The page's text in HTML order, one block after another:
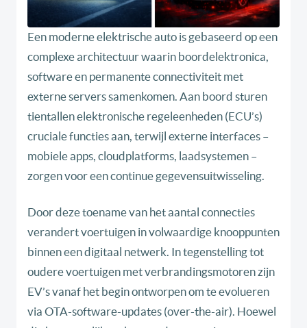
Een moderne elektrische auto is gebaseerd op een
complexe architectuur waarin boordelektronica,
software en permanente connectiviteit met
externe servers samenkomen. Aan boord sturen
tientallen elektronische regeleenheden (ECU’s)
cruciale functies aan, terwijl externe interfaces –
mobiele apps, cloudplatforms, laadsystemen –
zorgen voor een continue gegevensuitwisseling.
Door deze toename van het aantal connecties
verandert voertuigen in volwaardige knooppunten
binnen een digitaal netwerk. In tegenstelling tot
oudere voertuigen met verbrandingsmotoren zijn
EV’s vanaf het begin ontworpen om te evolueren
via OTA-software-updates (over-the-air). Hoewel